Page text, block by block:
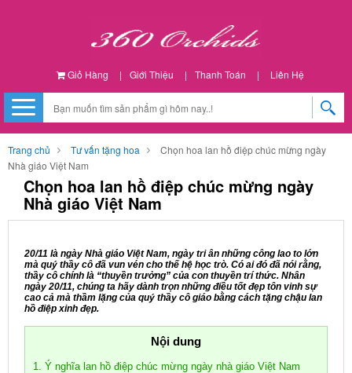
Giỏ Hàng | Giới Thiệu | Thanh Toán | Liên Hệ
Trang chủ Tư vấn tặng hoa
Chọn hoa lan hồ điệp chúc mừng ngày
Nhà giáo Việt Nam
Chọn hoa lan hồ điệp chúc mừng ngày
Nhà giáo Việt Nam
20/11 là ngày Nhà giáo Việt Nam, ngày tri ân những công lao to lớn
mà quý thầy cô đã vun vén cho thế hệ học trò. Có ai đó đã nói rằng,
thầy cô chính là “thuyền trưởng” của con thuyền trí thức. Nhân
ngày 20/11, chúng ta hãy dành trọn những điều tốt đẹp tôn vinh sự
cao cả mà thầm lặng của quý thầy cô giáo bằng cách tặng chậu lan
hồ điệp xinh đẹp.
Nội dung
1. Ý nghĩa lan hồ điệp chúc mừng ngày nhà giáo Việt Nam